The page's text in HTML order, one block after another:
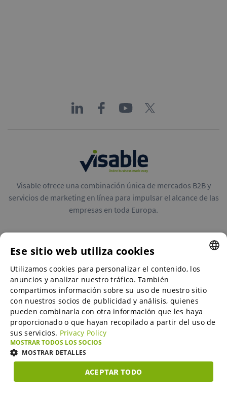
Visable ofrece una combinación única de mercados B2B y
servicios de marketing en línea para impulsar el alcance de las
empresas en toda Europa.
Mercados B2B
Servicios de marketing en línea
SME-Spotlight
Carrera profesional
ENGLISH
ENGLISH
GERMAN
SPANISH
Ese sitio web utiliza cookies
Utilizamos cookies para personalizar el contenido, los
anuncios y analizar nuestro tráfico. También
compartimos información sobre su uso de nuestro sitio
con nuestros socios de publicidad y análisis, quienes
pueden combinarla con otra información que les haya
proporcionado o que hayan recopilado a partir del uso de
sus servicios. Privacy Policy
MOSTRAR TODOS LOS SOCIOS
MOSTRAR DETALLES
ACEPTAR TODO
COOKIES DE
COOKIES DE